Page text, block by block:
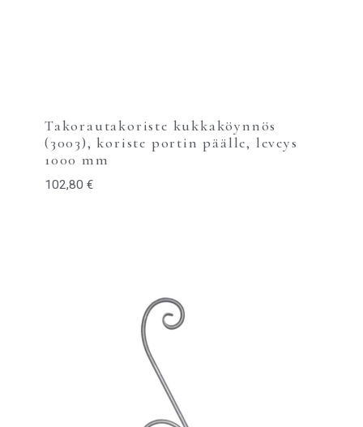
Takorautakoriste kukkaköynnös
(3003), koriste portin päälle, leveys
1000 mm
102,80 €